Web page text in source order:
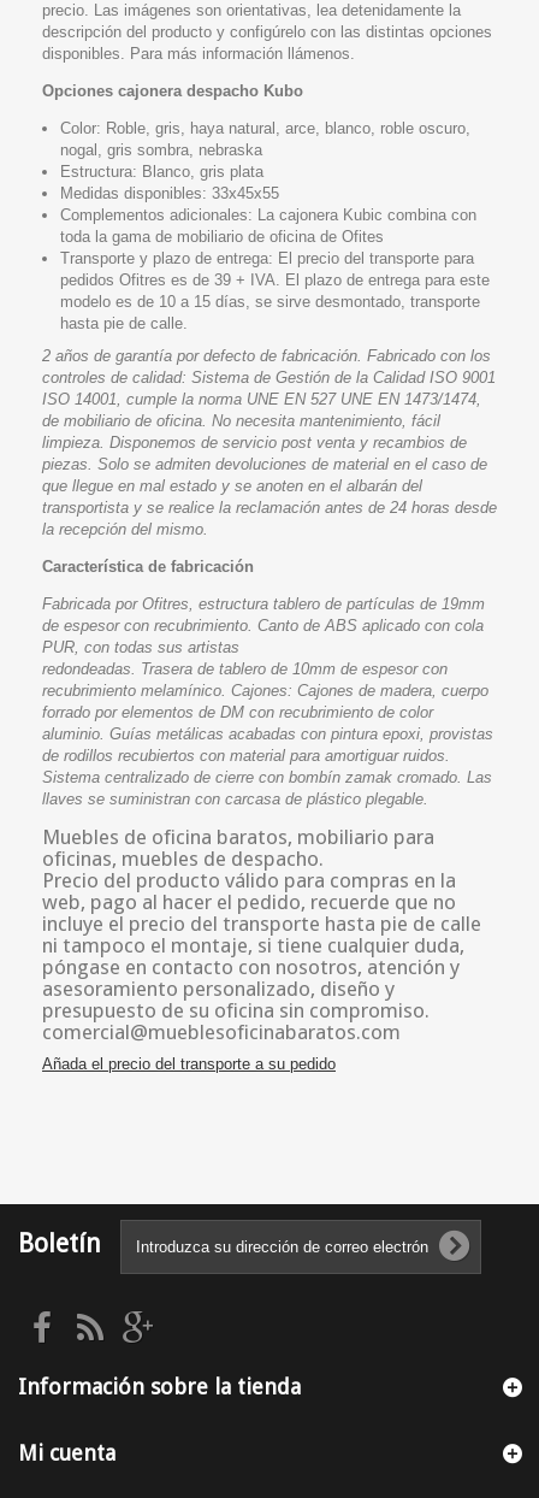
precio. Las imágenes son orientativas, lea detenidamente la
descripción del producto y configúrelo con las distintas opciones
disponibles. Para más información llámenos.
Opciones cajonera despacho Kubo
Color: Roble, gris, haya natural, arce, blanco, roble oscuro,
nogal, gris sombra, nebraska
Estructura: Blanco, gris plata
Medidas disponibles: 33x45x55
Complementos adicionales: La cajonera Kubic combina con
toda la gama de mobiliario de oficina de Ofites
Transporte y plazo de entrega: El precio del transporte para
pedidos Ofitres es de 39 + IVA. El plazo de entrega para este
modelo es de 10 a 15 días, se sirve desmontado, transporte
hasta pie de calle.
2 años de garantía por defecto de fabricación. Fabricado con los
controles de calidad: Sistema de Gestión de la Calidad ISO 9001
ISO 14001, cumple la norma UNE EN 527 UNE EN 1473/1474,
de mobiliario de oficina. No necesita mantenimiento, fácil
limpieza. Disponemos de servicio post venta y recambios de
piezas. Solo se admiten devoluciones de material en el caso de
que llegue en mal estado y se anoten en el albarán del
transportista y se realice la reclamación antes de 24 horas desde
la recepción del mismo.
Característica de fabricación
Fabricada por Ofitres, estructura tablero de partículas de 19mm
de espesor con recubrimiento. Canto de ABS aplicado con cola
PUR, con todas sus artistas
redondeadas. Trasera de tablero de 10mm de espesor con
recubrimiento melamínico. Cajones: Cajones de madera, cuerpo
forrado por elementos de DM con recubrimiento de color
aluminio. Guías metálicas acabadas con pintura epoxi, provistas
de rodillos recubiertos con material para amortiguar ruidos.
Sistema centralizado de cierre con bombín zamak cromado. Las
llaves se suministran con carcasa de plástico plegable.
Muebles de oficina baratos, mobiliario para
oficinas, muebles de despacho.
Precio del producto válido para compras en la
web, pago al hacer el pedido, recuerde que no
incluye el precio del transporte hasta pie de calle
ni tampoco el montaje, si tiene cualquier duda,
póngase en contacto con nosotros, atención y
asesoramiento personalizado, diseño y
presupuesto de su oficina sin compromiso.
comercial@mueblesoficinabaratos.com
Añada el precio del transporte a su pedido
Boletín
Información sobre la tienda
Mi cuenta